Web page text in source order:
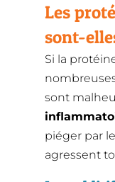
Les
sont-
Si la
sont
piéger par
agressent